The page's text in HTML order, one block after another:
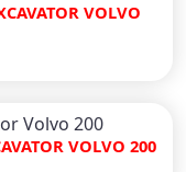
VOLVO
VOLVO 200